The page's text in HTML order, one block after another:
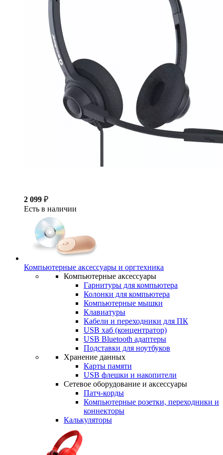
2 099 ₽
Есть в наличии
Компьютерные аксессуары и оргтехника
Компьютерные аксессуары
Гарнитуры для компьютера
Колонки для компьютера
Компьютерные мышки
Клавиатуры
Кабели и переходники для ПК
USB хаб (концентратор)
USB Bluetooth адаптеры
Подставки для ноутбуков
Хранение данных
Карты памяти
USB флешки и накопители
Сетевое оборудование и аксессуары
Патч-корды
Компьютерные розетки, переходники и
коннекторы
Калькуляторы